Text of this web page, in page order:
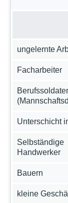
ungelernte
Facharbeiter
Unterschicht
Selbständige
Handwerker
Bauern
kleine